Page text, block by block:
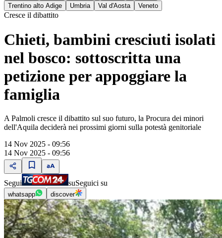
Trentino alto Adige
Umbria Val d'Aosta Veneto
Cresce il dibattito
Chieti, bambini cresciuti isolati
nel bosco: sottoscritta una
petizione per appoggiare la
famiglia
A Palmoli cresce il dibattito sul suo futuro, la Procura dei minori
dell'Aquila deciderà nei prossimi giorni sulla potestà genitoriale
14 Nov 2025 - 09:56
14 Nov 2025 - 09:56
Segui suSeguici su
whatsapp discover